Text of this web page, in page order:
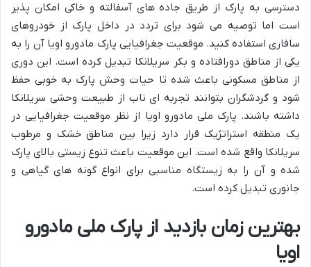
دسترسی به پارک از طریق جاده های آسفالته و خاکی امکان پذیر
است اما توصیه می شود برای تردد در داخل پارک از خودروهای
سافاری استفاده کنید. موقعیت جغرافیایی پارک مادورو اویا آن را به
یکی از مناطق دورافتاده و بکر سریلانکا تبدیل کرده است. این دوری
از مناطق مسکونی باعث شده تا حیات وحش پارک به خوبی حفظ
شود و گردشگران بتوانند تجربه ای ناب از طبیعت وحشی سریلانکا
داشته باشند. پارک ملی مادورو اویا از نظر موقعیت جغرافیایی در
یک منطقه استراتژیک قرار دارد زیرا بین مناطق خشک و مرطوب
سریلانکا واقع شده است. این موقعیت باعث تنوع زیستی بالای پارک
شده و آن را به زیستگاه مناسبی برای انواع گونه های گیاهی و
جانوری تبدیل کرده است.
بهترین زمان بازدید از پارک ملی مادورو
اویا